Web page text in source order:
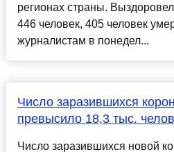
регионах страны.
446 человек, 405 человек
журналистам в понедел...
Число заразившихся
превысило 18,3 тыс.
Число заразившихся новой